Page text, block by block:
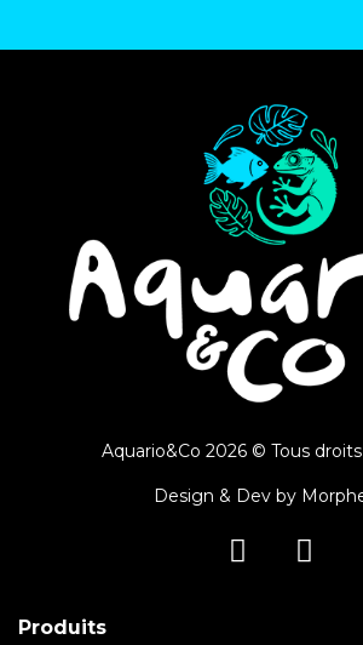
Aquario&Co 2026 © Tous
Design & Dev by
Produits